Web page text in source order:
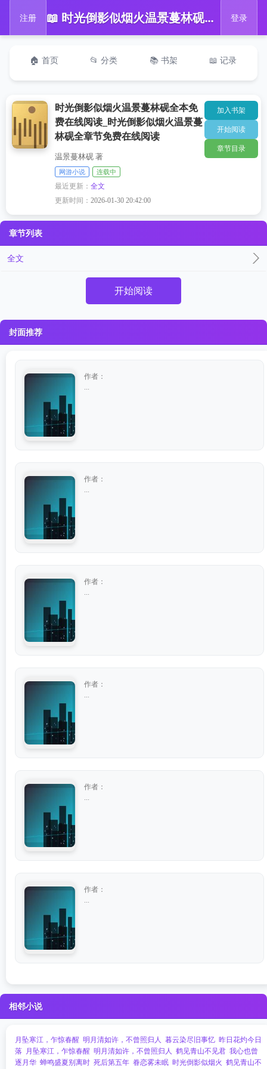
注册 📖 时光倒影似烟火温景蔓林砚全本免费在线阅读_时光倒影似烟火温景蔓林砚全章节免费在线阅读 登录
🏠 首页 📂 分类 📚 书架 📖 记录
时光倒影似烟火温景蔓林砚全本免
费在线阅读_时光倒影似烟火温景蔓
林砚全章节免费在线阅读
温景蔓林砚 著
网游小说 连载中
最近更新：全文
更新时间：2026-01-30 20:42:00
加入书架
开始阅读
章节目录
章节列表
全文
开始阅读
封面推荐
作者：
作者：
作者：
作者：
作者：
作者：
相邻小说
月坠寒江，乍惊春醒 明月清如许，不曾照归人 暮云染尽旧事忆 昨日花灼今日
落 月坠寒江，乍惊春醒 明月清如许，不曾照归人 鹤见青山不见君 我心也曾
逐月华 蝉鸣盛夏别离时 死后第五年 眷恋雾未眠 时光倒影似烟火 鹤见青山不